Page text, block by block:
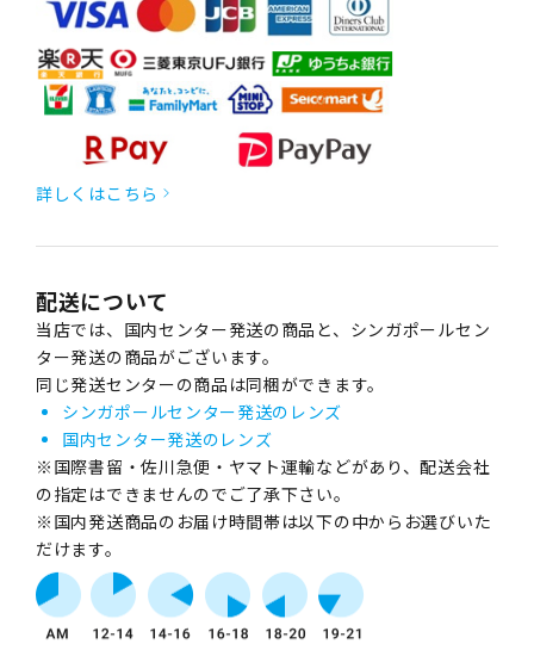
詳しくはこちら
配送について
当店では、国内センター発送の商品と、シンガポールセン
ター発送の商品がございます。
同じ発送センターの商品は同梱ができます。
シンガポールセンター発送のレンズ
国内センター発送のレンズ
※国際書留・佐川急便・ヤマト運輸などがあり、配送会社
の指定はできませんのでご了承下さい。
※国内発送商品のお届け時間帯は以下の中からお選びいた
だけます。